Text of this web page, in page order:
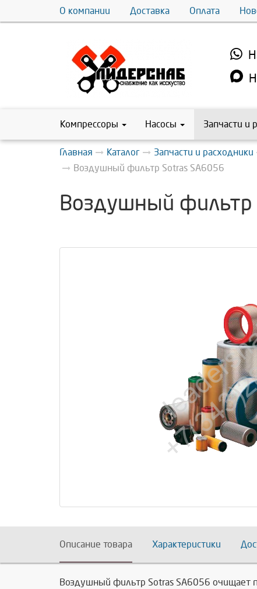
О компании Доставка Оплата
Компрессоры Насосы Запчасти и
Главная Каталог Запчасти и расходники
Воздушный фильтр Sotras SA6056
Воздушный фильтр
Описание товара Характеристики
Воздушный фильтр Sotras SA6056 очищает